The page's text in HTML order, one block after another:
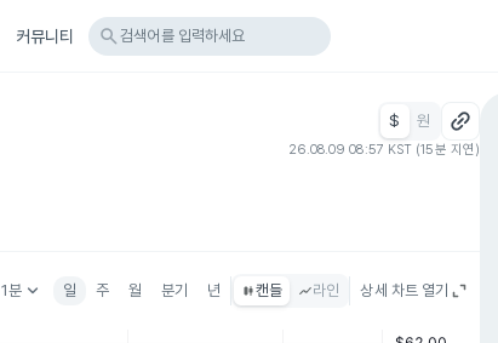
커뮤니티 search 검색어를 입력하세요
$ 원
26.08.09 08:57 KST (15분 지연)
1분keyboard_arrow_down 일 주 월 분기 년 캔들 라인 상세 차트 열기